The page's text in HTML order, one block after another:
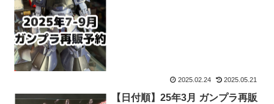
2025.02.24 2025.05.21
【日付順】25年3月 ガンプラ再販